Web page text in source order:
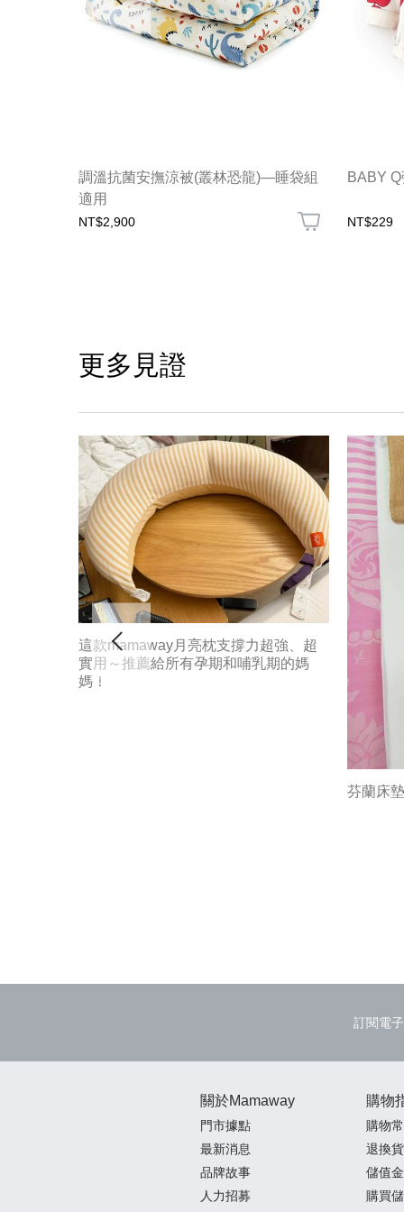
調溫抗菌安撫涼被(叢林恐龍)—睡袋組
適用
NT$2,900
BABY
NT$229
更多見證
這款mamaway月亮枕支撐力超強、超
實用～推薦給所有孕期和哺乳期的媽
媽！
芬蘭床
訂閱電
關於Mamaway
門市據點
最新消息
品牌故事
人力招募
購物
購物
退換
儲值
購買